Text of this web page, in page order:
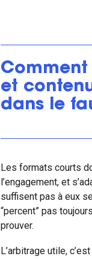
et
dans le
Les formats courts
l’engagement, et
suffisent pas à eux
“percent” pas
prouver.
L’arbitrage utile,